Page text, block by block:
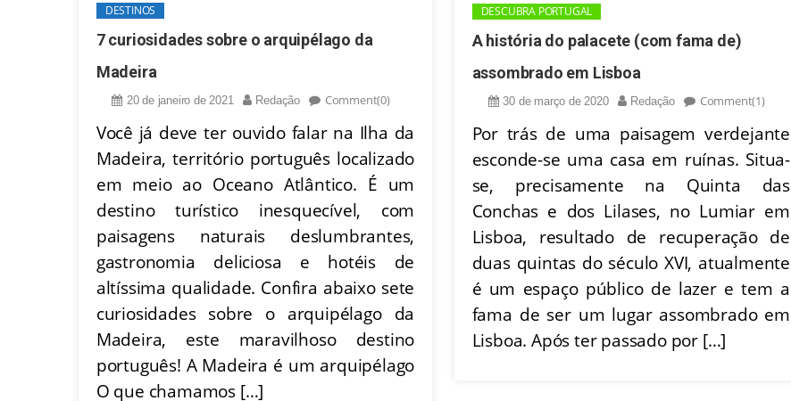
DESTINOS
7 curiosidades sobre o arquipélago da
Madeira
20 de janeiro de 2021 Redação Comment(0)
Você já deve ter ouvido falar na Ilha da
Madeira, território português localizado
em meio ao Oceano Atlântico. É um
destino turístico inesquecível, com
paisagens naturais deslumbrantes,
gastronomia deliciosa e hotéis de
altíssima qualidade. Confira abaixo sete
curiosidades sobre o arquipélago da
Madeira, este maravilhoso destino
português! A Madeira é um arquipélago
O que chamamos […]
DESCUBRA PORTUGAL
A história do palacete (com fama de)
assombrado em Lisboa
30 de março de 2020 Redação Comment(1)
Por trás de uma paisagem verdejante
esconde-se uma casa em ruínas. Situa-
se, precisamente na Quinta das
Conchas e dos Lilases, no Lumiar em
Lisboa, resultado de recuperação de
duas quintas do século XVI, atualmente
é um espaço público de lazer e tem a
fama de ser um lugar assombrado em
Lisboa. Após ter passado por […]